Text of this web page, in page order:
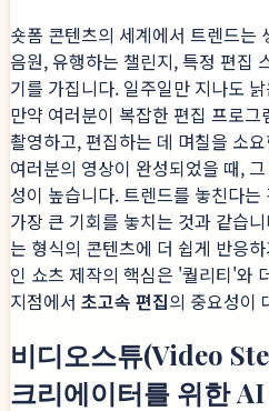
숏폼 콘텐츠의 세계에서 트렌드는
음원, 유행하는 챌린지, 특정 편집
기를 가집니다. 일주일만 지나도
만약 여러분이 복잡한 편집 프로
촬영하고, 편집하는 데 며칠을 소
여러분의 영상이 완성되었을 때,
성이 높습니다. 트렌드를 놓친다
가장 큰 기회를 놓치는 것과 같습
는 형식의 콘텐츠에 더 쉽게 반응
인 쇼츠 제작의 핵심은 '퀄리티'와
지점에서 초고속 편집의 중요성이
비디오스튜(Video
크리에이터를 위한